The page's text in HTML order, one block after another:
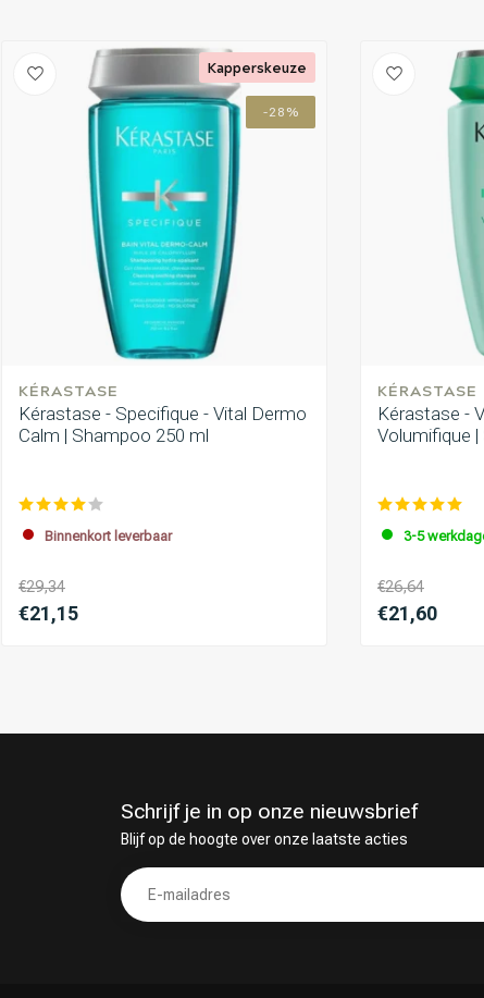
-28%
KÉRASTASE
Kérastase - Specifique - Vital Dermo
Calm | Shampoo 250 ml
Binnenkort leverbaar
€29,34
€21,15
Kapperskeuze
KÉRASTASE
Kérastase -
Volumifique
3-5
€26,64
€21,60
Schrijf je in op onze nieuwsbrief
Blijf op de hoogte over onze laatste acties